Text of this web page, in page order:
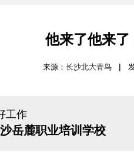
他来了他来
来源： 长沙北大青鸟 |
工作
岳麓职业培训学校